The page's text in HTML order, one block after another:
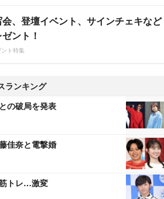
、登壇イベント、サインチェキなど
ント！
ト特集
ランキング
の破局を発表
佳奈と電撃婚
トレ…激変